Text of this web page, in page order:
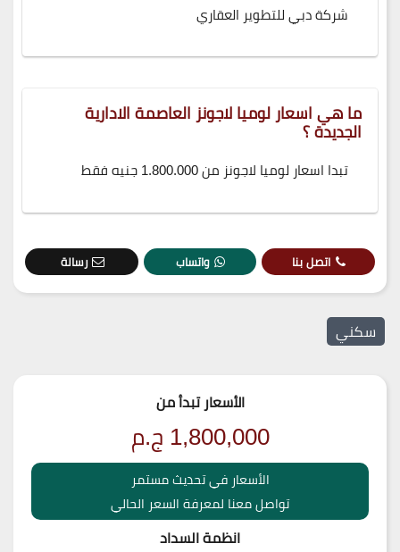
شركة دبي للتطوير العقاري
ما هي اسعار لوميا لاجونز العاصمة الادارية
الجديدة ؟
تبدا اسعار لوميا لاجونز من 1.800.000 جنيه فقط
اتصل بنا واتساب رسالة
سكني
الأسعار تبدأ من
1,800,000 ج.م
الأسعار في تحديث مستمر
تواصل معنا لمعرفة السعر الحالي
انظمة السداد